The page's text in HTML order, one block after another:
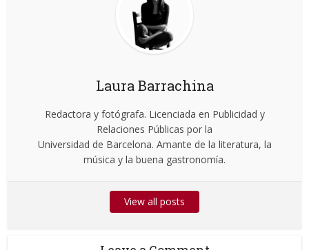
Laura Barrachina
Redactora y fotógrafa. Licenciada en Publicidad y
Relaciones Públicas por la
Universidad de Barcelona. Amante de la literatura, la
música y la buena gastronomía.
View all posts